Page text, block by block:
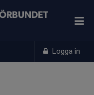
Logga in